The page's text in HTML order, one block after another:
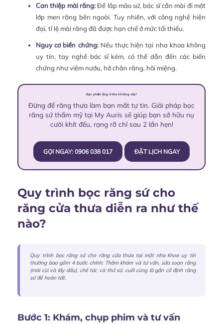
Can thiệp mài răng:Để lắp mão sứ, bác sĩ cần mài đi một
lớp men răng bên ngoài. Tuy nhiên, với công nghệ hiện
đại, tỉ lệ mài răng đã được hạn chế ở mức tối thiểu.
Nguy cơ biến chứng:Nếu thực hiện tại nha khoa không
uy tín, tay nghề bác sĩ kém, có thể dẫn đến các biến
chứng như viêm nướu, hở chân răng, hôi miệng.
Bạn phiền lòng vì khe hở răng cửa?
Đừng để răng thưa làm bạn mất tự tin. Giải pháp bọc
răng sứ thẩm mỹ tại My Auris sẽ giúp bạn sở hữu nụ
cười khít đều, rạng rỡ chỉ sau 2 lần hẹn!
GỌI NGAY: 0906 038 017 ĐẶT LỊCH NGAY
Quy trình bọc răng sứ cho
răng cửa thưa diễn ra như thế
nào?
Quy trình bọc răng sứ cho răng cửa thưa tại một nha khoa uy tín
thường bao gồm 4 bước chính: Thăm khám và tư vấn, sửa soạn răng
(mài cùi và lấy dấu), chế tác và thử sứ, cuối cùng là gắn cố định răng
sứ để hoàn tất.
Bước 1: Khám, chụp phim và tư vấn